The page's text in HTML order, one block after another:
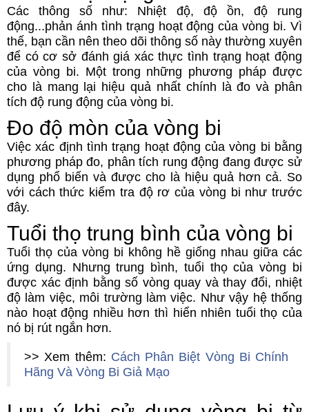
Các thông số như: Nhiệt độ, độ ồn, độ rung
động...phản ánh tình trạng hoạt động của vòng bi. Vì
thế, bạn cần nên theo dõi thông số này thường xuyên
để có cơ sở đánh giá xác thực tình trạng hoạt động
của vòng bi. Một trong những phương pháp được
cho là mang lại hiệu quả nhất chính là đo và phân
tích độ rung động của vòng bi.
Đo độ mòn của vòng bi
Việc xác định tình trạng hoạt động của vòng bi bằng
phương pháp đo, phân tích rung động đang được sử
dụng phổ biến và được cho là hiệu quả hơn cả. So
với cách thức kiểm tra độ rơ của vòng bi như trước
đây.
Tuổi thọ trung bình của vòng bi
Tuổi thọ của vòng bi không hề giống nhau giữa các
ứng dụng. Nhưng trung bình, tuổi thọ của vòng bi
được xác định bằng số vòng quay và thay đổi, nhiệt
độ làm việc, môi trường làm việc. Như vậy hệ thống
nào hoạt động nhiều hơn thì hiển nhiên tuổi thọ của
nó bị rút ngắn hơn.
>> Xem thêm: Cách Phân Biệt Vòng Bi Chính
Hãng Và Vòng Bi Giả Mạo